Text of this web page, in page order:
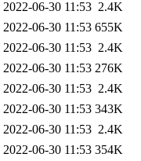
2022-06-30 11:53 2.4K
2022-06-30 11:53 655K
2022-06-30 11:53 2.4K
2022-06-30 11:53 276K
2022-06-30 11:53 2.4K
2022-06-30 11:53 343K
2022-06-30 11:53 2.4K
2022-06-30 11:53 354K